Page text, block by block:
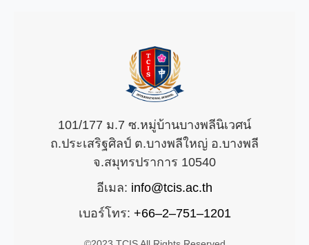
101/177 ม.7 ซ.หมู่บ้านบางพลีนิเวศน์
ถ.ประเสริฐศิลป์ ต.บางพลีใหญ่ อ.บางพลี
จ.สมุทรปราการ 10540
อีเมล: info@tcis.ac.th
เบอร์โทร: +66–2–751–1201